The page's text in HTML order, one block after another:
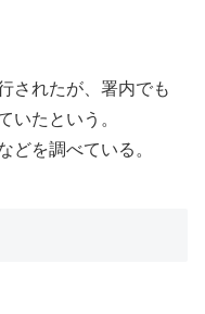
されたが、署内でも
いたという。
どを調べている。